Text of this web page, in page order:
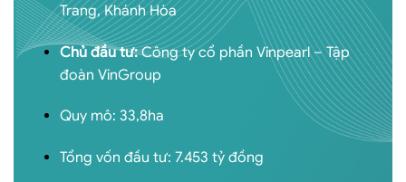
Trang, Khánh Hòa
Chủ đầu tư:Công ty cổ phần Vinpearl – Tập
đoàn VinGroup
Quy mô: 33,8ha
Tổng vốn đầu tư: 7.453 tỷ đồng